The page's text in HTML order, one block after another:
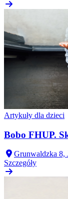
Artykuły dla dzieci
Bobo FHUP.
Grunwaldzka 8,
Szczegóły